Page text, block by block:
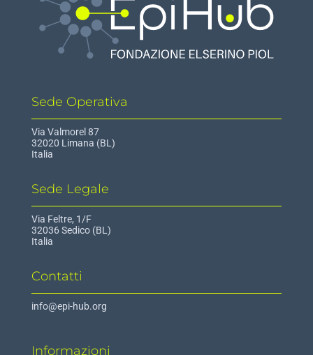
Sede Operativa
Via Valmorel 87
32020 Limana (BL)
Italia
Sede Legale
Via Feltre, 1/F
32036 Sedico (BL)
Italia
Contatti
info@epi-hub.org
Informazioni